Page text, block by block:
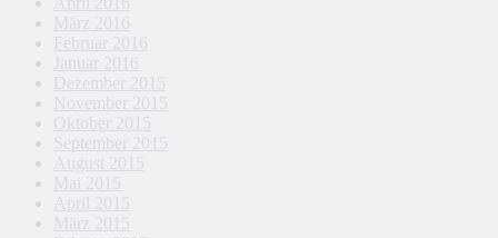
März 2016
Februar 2016
Januar 2016
Dezember 2015
November 2015
Oktober 2015
September 2015
August 2015
Mai 2015
April 2015
März 2015